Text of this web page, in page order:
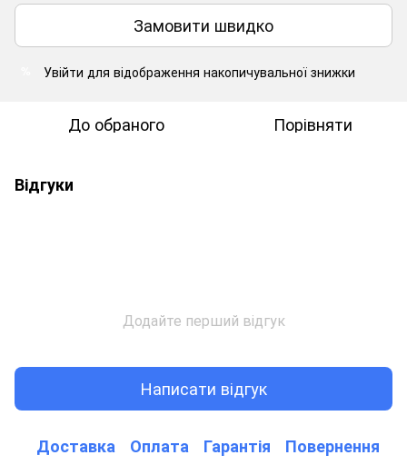
Замовити швидко
Увійти для відображення накопичувальної знижки
До обраного Порівняти
Відгуки
Додайте перший відгук
Написати відгук
Доставка Оплата Гарантія Повернення